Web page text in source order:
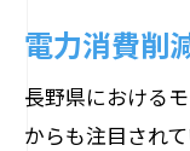
電力消費削
長野県における
からも注目され